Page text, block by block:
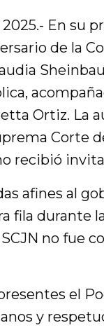
En su
de la
Ortiz. La
Corte
recibió
afines al
fila durante
no fue
el
y